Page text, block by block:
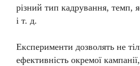
різний тип кадрування, темп,
і т. д.
Експерименти дозволять не
ефективність окремої